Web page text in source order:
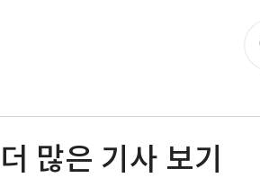
더 많은 기사 보기